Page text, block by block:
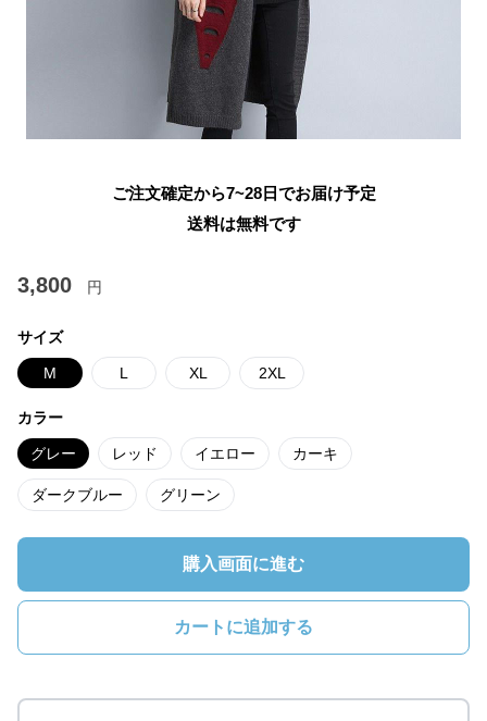
ご注文確定から7~28日でお届け予定
送料は無料です
3,800 円
サイズ
M L XL 2XL
カラー
グレー レッド イエロー カーキ
ダークブルー グリーン
購入画面に進む
カートに追加する